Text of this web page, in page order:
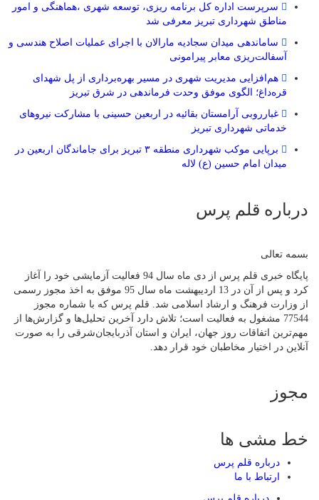
سرپرست اداره کل برنامه ریزی، توسعه شهری ،هماهنگی و امور
مناطق شهرداری تبریز معرفی شد
ساماندهی میدان سجادیه مارالان با اجرای عملیات اصلاح هندسی و
آسفالت‌ریزی معابر پیرامونی
هم‌افزایی مدیریت شهری در مسیر بهره‌برداری از پل شهدای
قره‌داغ؛ الگوی موفق وحدت فرماندهی در شرق تبریز
غبارروبی آرامستان بقائیه در اربعین حسینی با مشارکت نیروهای
خدماتی شهرداری تبریز
برپایی موکب شهرداری منطقه ۳ تبریز برای جاماندگان اربعین در
میدان امام حسین (ع) لاله
درباره قلم پرس
بسمه تعالی
پایگاه خبری قلم پرس از دی ماه سال 94 فعالیت آزمایشی خود را آغاز
کرد و پس از آن در 13 اردیبهشت ماه سال 95 موفق به اخذ مجوز رسمی
از وزارت فرهنگ و ارشاد اسلامی شد. قلم پرس که با شماره مجوز
77544 مشغول به فعالیت است؛ تلاش دارد آخرین تحلیل‌ها و گزارش‌ها از
مهم‌ترین اتفاقات روز جهان، ایران و استان آذربایجان‌شرقی را به صورت
آنلاین در اختیار مخاطبان خود قرار دهد.
مجوز
خط مشی ها
درباره قلم پرس
ارتباط با ما